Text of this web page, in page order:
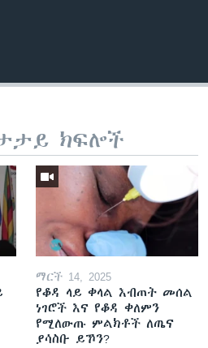
ክፍሎች
ማርች 14, 2025
የቆዳ ላይ ቀላል እብጠት መሰል
ነገሮች እና የቆዳ ቀለምን
የሚለውጡ ምልክቶች ለጤና
ያሳስቡ ይኾን?